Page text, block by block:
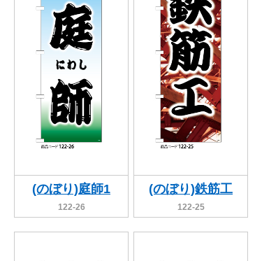
(のぼり)庭師1
122-26
(のぼり)鉄筋工
122-25